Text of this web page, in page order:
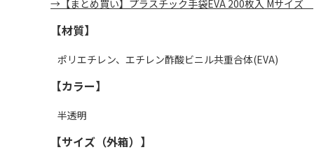
→【まとめ買い】プラスチック手袋EVA 200枚入 Mサイズ
【材質】
ポリエチレン、エチレン酢酸ビニル共重合体(EVA)
【カラー】
半透明
【サイズ（外箱）】